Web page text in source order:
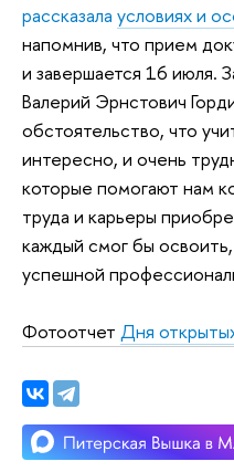
рассказала условиях и
напомнив, что прием
и завершается 16 июля.
Валерий Эрнстович
обстоятельство, что
интересно, и очень
которые помогают нам
труда и карьеры
каждый смог бы
успешной
Фотоотчет Дня